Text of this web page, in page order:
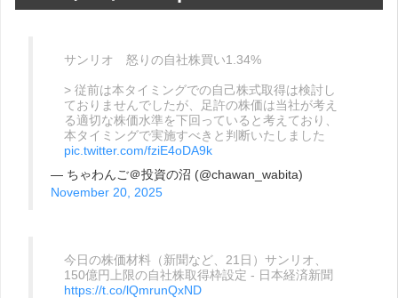
サンリオ 怒りの自社株買い1.34%
> 従前は本タイミングでの自己株式取得は検討し
ておりませんでしたが、足許の株価は当社が考え
る適切な株価水準を下回っていると考えており、
本タイミングで実施すべきと判断いたしました
pic.twitter.com/fziE4oDA9k
— ちゃわんご＠投資の沼 (@chawan_wabita)
November 20, 2025
今日の株価材料（新聞など、21日）サンリオ、
150億円上限の自社株取得枠設定 - 日本経済新聞
https://t.co/lQmrunQxND